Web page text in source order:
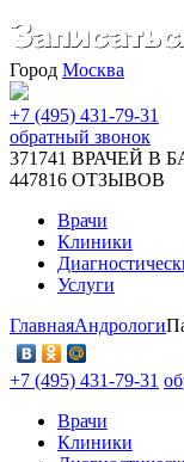
Город Москва
+7 (495) 431-79-31
обратный звонок
371741 ВРАЧЕЙ В
447816 ОТЗЫВОВ
Врачи
Клиники
Услуги
ГлавнаяАндрологи
+7 (495) 431-79-31
Врачи
Клиники